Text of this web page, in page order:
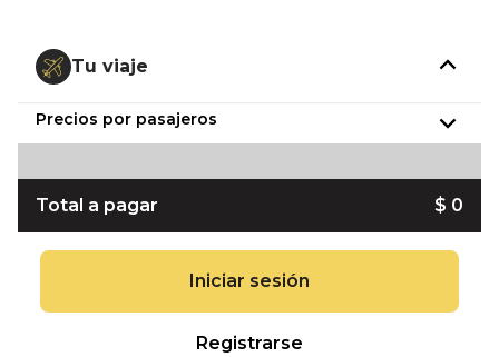
Tu viaje
Precios por pasajeros
Total a pagar $ 0
Iniciar sesión
Registrarse